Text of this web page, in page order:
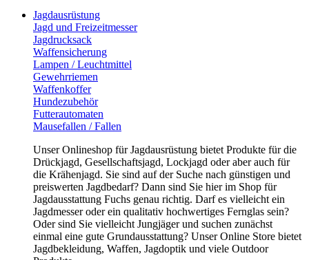
Jagdausrüstung
Jagd und Freizeitmesser
Jagdrucksack
Waffensicherung
Lampen / Leuchtmittel
Gewehrriemen
Waffenkoffer
Hundezubehör
Futterautomaten
Mausefallen / Fallen
Unser Onlineshop für Jagdausrüstung bietet Produkte für die
Drückjagd, Gesellschaftsjagd, Lockjagd oder aber auch für
die Krähenjagd. Sie sind auf der Suche nach günstigen und
preiswerten Jagdbedarf? Dann sind Sie hier im Shop für
Jagdausstattung Fuchs genau richtig. Darf es vielleicht ein
Jagdmesser oder ein qualitativ hochwertiges Fernglas sein?
Oder sind Sie vielleicht Jungjäger und suchen zunächst
einmal eine gute Grundausstattung? Unser Online Store bietet
Jagdbekleidung, Waffen, Jagdoptik und viele Outdoor